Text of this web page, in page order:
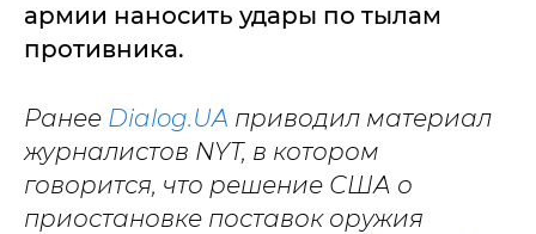
армии наносить удары по тылам
противника.
Ранее Dialog.UA приводил материал
журналистов NYT, в котором
говорится, что решение США о
приостановке поставок оружия